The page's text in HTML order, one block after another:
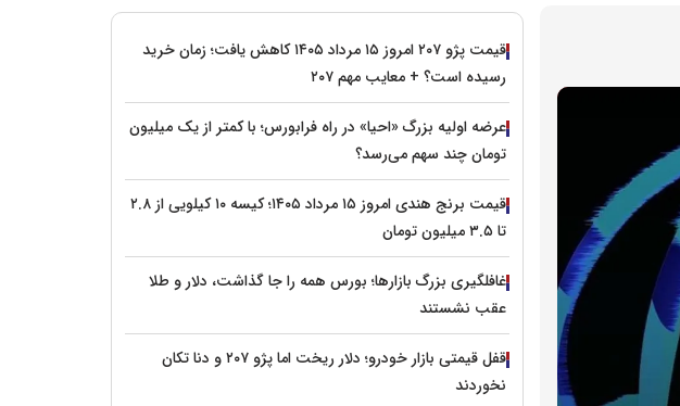
قیمت پژو ۲۰۷ امروز ۱۵ مرداد ۱۴۰۵ کاهش یافت؛ زمان خرید
رسیده است؟ + معایب مهم ۲۰۷
عرضه اولیه بزرگ «احیا» در راه فرابورس؛ با کمتر از یک میلیون
تومان چند سهم می‌رسد؟
قیمت برنج هندی امروز ۱۵ مرداد ۱۴۰۵؛ کیسه ۱۰ کیلویی از ۲.۸
تا ۳.۵ میلیون تومان
غافلگیری بزرگ بازارها؛ بورس همه را جا گذاشت، دلار و طلا
عقب نشستند
قفل قیمتی بازار خودرو؛ دلار ریخت اما پژو ۲۰۷ و دنا تکان
نخوردند